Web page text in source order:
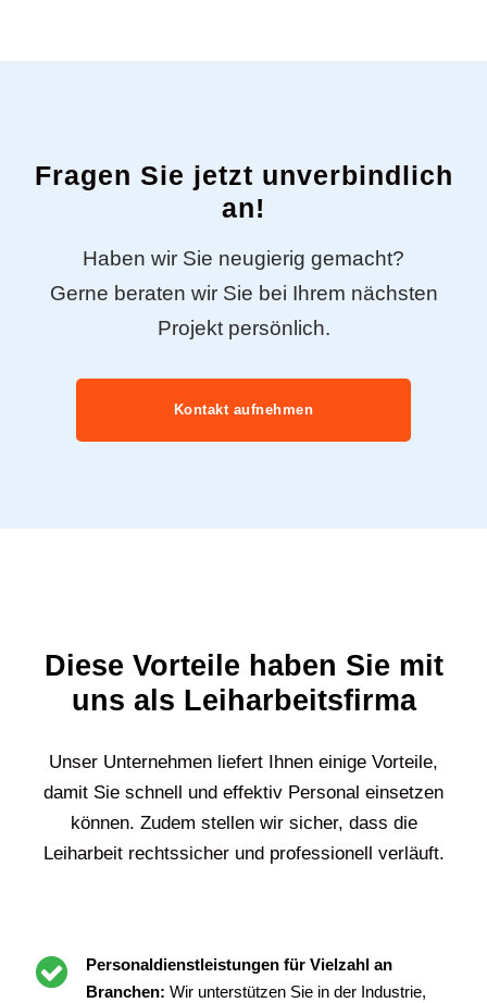
Fragen Sie jetzt unverbindlich
an!
Haben wir Sie neugierig gemacht?
Gerne beraten wir Sie bei Ihrem nächsten
Projekt persönlich.
Kontakt aufnehmen
Diese Vorteile haben Sie mit
uns als Leiharbeitsfirma
Unser Unternehmen liefert Ihnen einige Vorteile,
damit Sie schnell und effektiv Personal einsetzen
können. Zudem stellen wir sicher, dass die
Leiharbeit rechtssicher und professionell verläuft.
Personaldienstleistungen für Vielzahl an
Branchen: Wir unterstützen Sie in der Industrie,